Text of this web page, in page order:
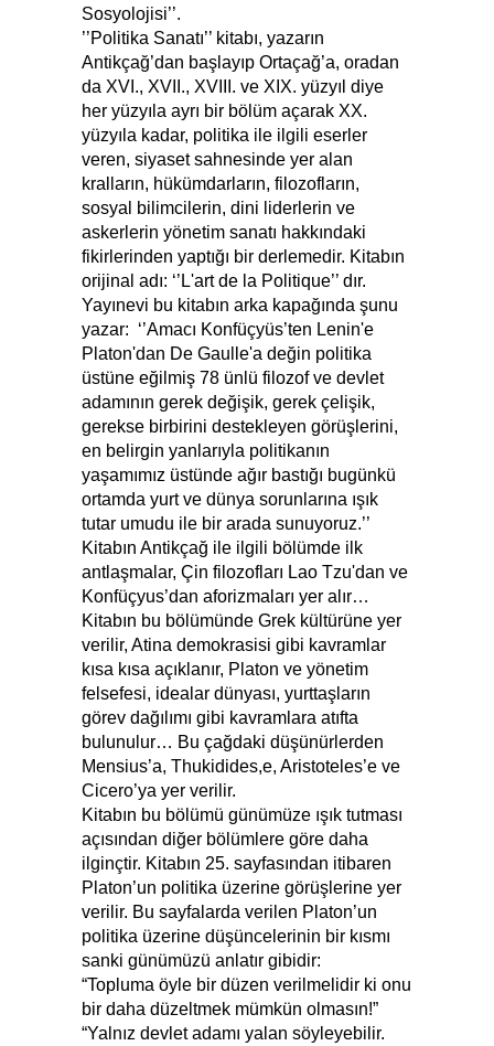
Sosyolojisi’’.
’’Politika Sanatı’’ kitabı, yazarın
Antikçağ’dan başlayıp Ortaçağ’a, oradan
da XVI., XVII., XVIII. ve XIX. yüzyıl diye
her yüzyıla ayrı bir bölüm açarak XX.
yüzyıla kadar, politika ile ilgili eserler
veren, siyaset sahnesinde yer alan
kralların, hükümdarların, filozofların,
sosyal bilimcilerin, dini liderlerin ve
askerlerin yönetim sanatı hakkındaki
fikirlerinden yaptığı bir derlemedir. Kitabın
orijinal adı: ‘’L'art de la Politique’’ dır.
Yayınevi bu kitabın arka kapağında şunu
yazar: ‘’Amacı Konfüçyüs’ten Lenin'e
Platon'dan De Gaulle'a değin politika
üstüne eğilmiş 78 ünlü filozof ve devlet
adamının gerek değişik, gerek çelişik,
gerekse birbirini destekleyen görüşlerini,
en belirgin yanlarıyla politikanın
yaşamımız üstünde ağır bastığı bugünkü
ortamda yurt ve dünya sorunlarına ışık
tutar umudu ile bir arada sunuyoruz.’’
Kitabın Antikçağ ile ilgili bölümde ilk
antlaşmalar, Çin filozofları Lao Tzu'dan ve
Konfüçyus’dan aforizmaları yer alır…
Kitabın bu bölümünde Grek kültürüne yer
verilir, Atina demokrasisi gibi kavramlar
kısa kısa açıklanır, Platon ve yönetim
felsefesi, idealar dünyası, yurttaşların
görev dağılımı gibi kavramlara atıfta
bulunulur… Bu çağdaki düşünürlerden
Mensius’a, Thukidides,e, Aristoteles’e ve
Cicero’ya yer verilir.
Kitabın bu bölümü günümüze ışık tutması
açısından diğer bölümlere göre daha
ilginçtir. Kitabın 25. sayfasından itibaren
Platon’un politika üzerine görüşlerine yer
verilir. Bu sayfalarda verilen Platon’un
politika üzerine düşüncelerinin bir kısmı
sanki günümüzü anlatır gibidir:
“Topluma öyle bir düzen verilmelidir ki onu
bir daha düzeltmek mümkün olmasın!”
“Yalnız devlet adamı yalan söyleyebilir.